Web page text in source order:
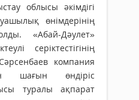
облысы әкімдігі
өнімдерінің
«Абай-Дәулет»
серіктестігінің
компания
шағын өндіріс
туралы ақпарат